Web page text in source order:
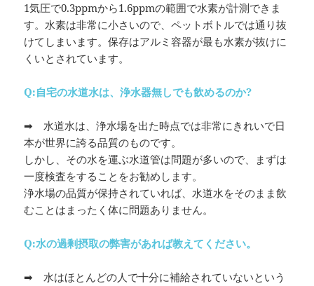
1気圧で0.3ppmから1.6ppmの範囲で水素が計測できま
す。水素は非常に小さいので、ペットボトルでは通り抜
けてしまいます。保存はアルミ容器が最も水素が抜けに
くいとされています。
Q:自宅の水道水は、浄水器無しでも飲めるのか?
➡ 水道水は、浄水場を出た時点では非常にきれいで日
本が世界に誇る品質のものです。
しかし、その水を運ぶ水道管は問題が多いので、まずは
一度検査をすることをお勧めします。
浄水場の品質が保持されていれば、水道水をそのまま飲
むことはまったく体に問題ありません。
Q:水の過剰摂取の弊害があれば教えてください。
➡ 水はほとんどの人で十分に補給されていないという